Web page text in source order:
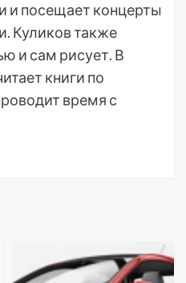
и посещает концерты
Куликов также
и сам рисует. В
книги по
время с